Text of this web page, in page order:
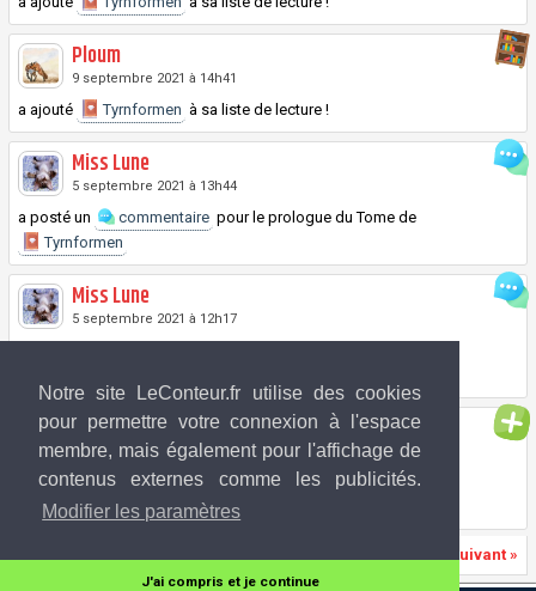
Notre site LeConteur.fr utilise des cookies
pour permettre votre connexion à l'espace
membre, mais également pour l'affichage de
contenus externes comme les publicités.
Modifier les paramètres
J'ai compris et je continue
Ploum
9 septembre 2021 à 14h41
a ajouté Tyrnformen à sa liste de lecture !
Miss Lune
5 septembre 2021 à 13h44
a posté un commentaire pour le prologue duTome de
Tyrnformen
Miss Lune
5 septembre 2021 à 12h17
Myfanwi
4 septembre 2021 à 22h33
vient tout juste de poster un nouveau chapitre de son histoire
Tyrnformen
Suivant »